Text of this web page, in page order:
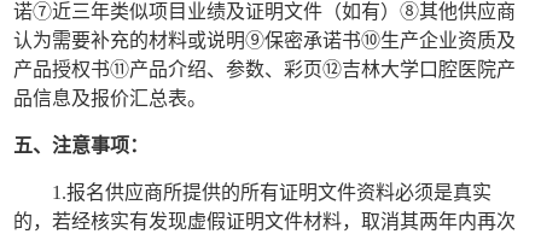
诺⑦近三年类似项目业绩及证明文件（如有）⑧其他供应商
认为需要补充的材料或说明⑨保密承诺书⑩生产企业资质及
产品授权书⑪产品介绍、参数、彩页⑫吉林大学口腔医院产
品信息及报价汇总表。
五、注意事项：
1.报名供应商所提供的所有证明文件资料必须是真实
的，若经核实有发现虚假证明文件材料，取消其两年内再次